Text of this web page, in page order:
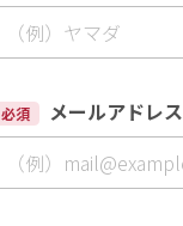
必須 メールアドレス